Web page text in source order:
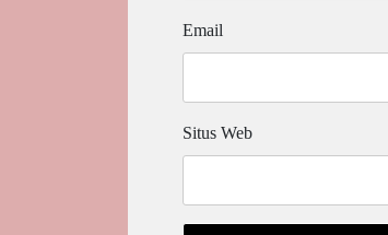
Email
Situs Web